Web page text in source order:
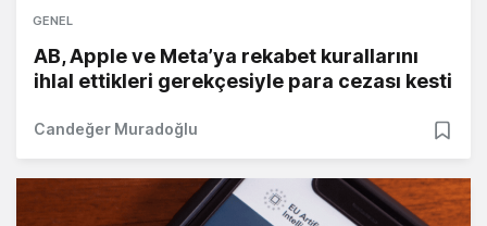
GENEL
AB, Apple ve Meta’ya rekabet kurallarını
ihlal ettikleri gerekçesiyle para cezası kesti
Candeğer Muradoğlu